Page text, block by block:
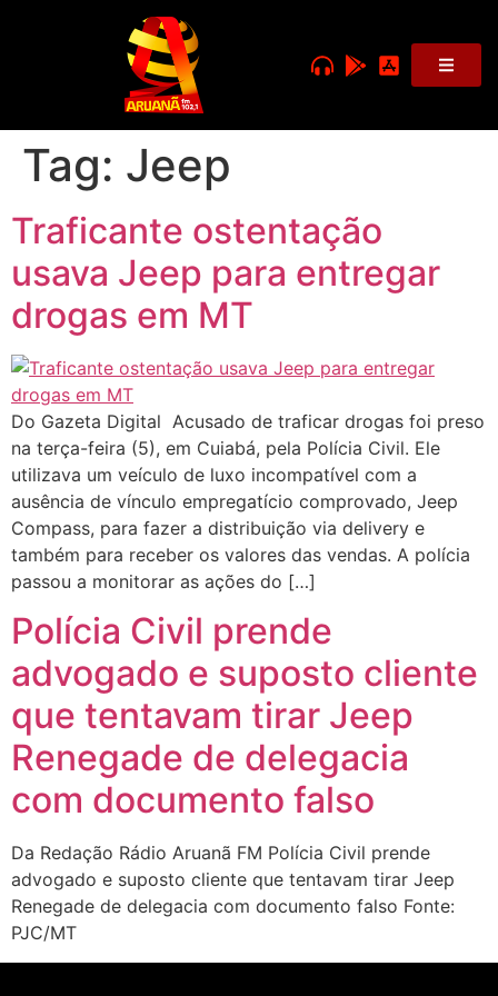
Tag: Jeep
Traficante ostentação
usava Jeep para entregar
drogas em MT
Do Gazeta Digital Acusado de traficar drogas foi preso
na terça-feira (5), em Cuiabá, pela Polícia Civil. Ele
utilizava um veículo de luxo incompatível com a
ausência de vínculo empregatício comprovado, Jeep
Compass, para fazer a distribuição via delivery e
também para receber os valores das vendas. A polícia
passou a monitorar as ações do […]
Polícia Civil prende
advogado e suposto cliente
que tentavam tirar Jeep
Renegade de delegacia
com documento falso
Da Redação Rádio Aruanã FM Polícia Civil prende
advogado e suposto cliente que tentavam tirar Jeep
Renegade de delegacia com documento falso Fonte:
PJC/MT